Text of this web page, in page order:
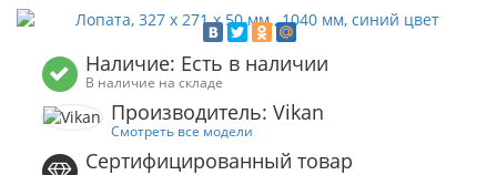
Наличие: Есть в наличии
В наличие на складе
Производитель: Vikan
Смотреть все модели
Сертифицированный товар